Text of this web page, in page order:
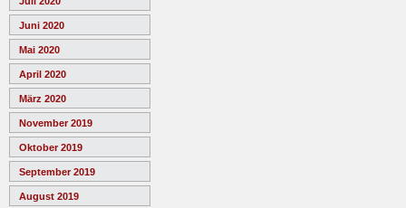
Juni 2020
Mai 2020
April 2020
März 2020
November 2019
Oktober 2019
September 2019
August 2019